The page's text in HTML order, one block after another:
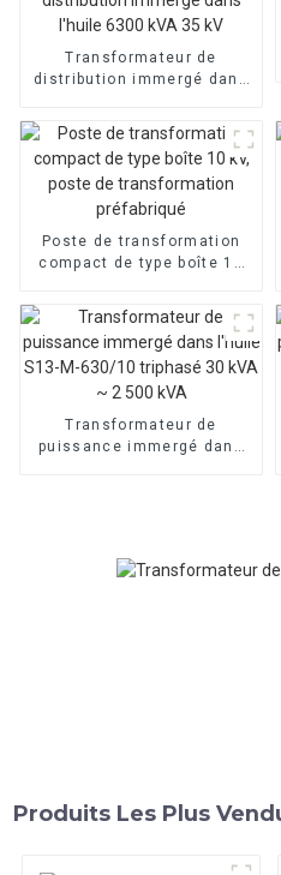
Transformateur de
distribution immergé dans
Poste de transformation
compact de type boîte 10
transformation préfabriqué
Transformateur de
puissance immergé dans
Produits Les Plus